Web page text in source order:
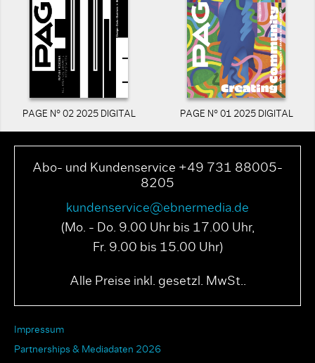
PAGE N° 02 2025 DIGITAL PAGE N° 01 2025 DIGITAL
Abo- und Kundenservice +49 731 88005-
8205
kundenservice@ebnermedia.de
(Mo. - Do. 9.00 Uhr bis 17.00 Uhr,
Fr. 9.00 bis 15.00 Uhr)
Alle Preise inkl. gesetzl. MwSt..
Impressum
Partnerships & Mediadaten 2026